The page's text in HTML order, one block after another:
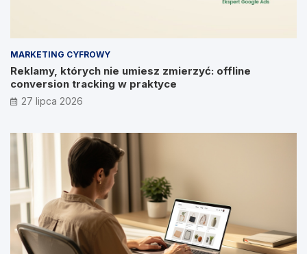
MARKETING CYFROWY
Reklamy, których nie umiesz zmierzyć: offline
conversion tracking w praktyce
27 lipca 2026